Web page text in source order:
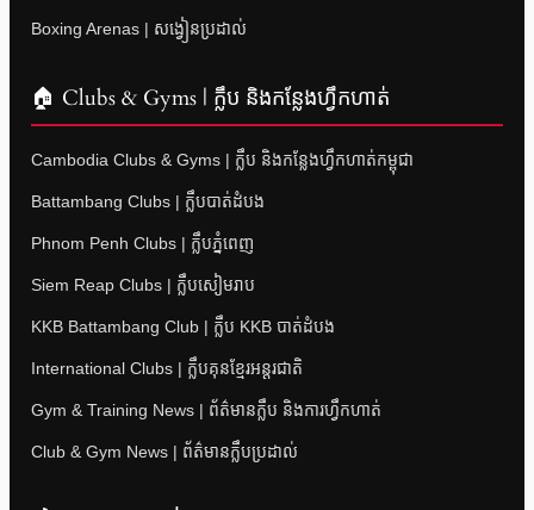
Boxing Arenas | សង្វៀនប្រដាល់
🏠 Clubs & Gyms | ក្លឹប និងកន្លែងហ្វឹកហាត់
Cambodia Clubs & Gyms | ក្លឹប និងកន្លែងហ្វឹកហាត់កម្ពុជា
Battambang Clubs | ក្លឹបបាត់ដំបង
Phnom Penh Clubs | ក្លឹបភ្នំពេញ
Siem Reap Clubs | ក្លឹបសៀមរាប
KKB Battambang Club | ក្លឹប KKB បាត់ដំបង
International Clubs | ក្លឹបគុនខ្មែរអន្តរជាតិ
Gym & Training News | ព័ត៌មានក្លឹប និងការហ្វឹកហាត់
Club & Gym News | ព័ត៌មានក្លឹបប្រដាល់